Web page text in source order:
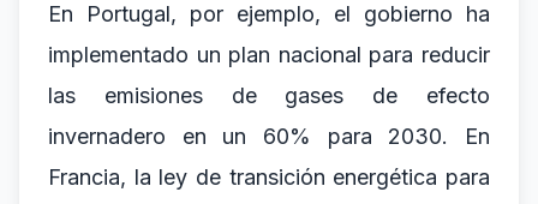
En Portugal, por ejemplo, el gobierno ha
implementado un plan nacional para reducir
las emisiones de gases de efecto
invernadero en un 60% para 2030. En
Francia, la ley de transición energética para